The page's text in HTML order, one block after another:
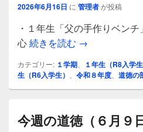
2026年6月16日 に 管理者が投稿
・１年生「父の手作りベン
心続きを読む 今週の道徳（
→
カテゴリー: １学期 １年生（R8入学生
生（R6入学生）
令和８年度 道徳の
今週の道徳（６月９